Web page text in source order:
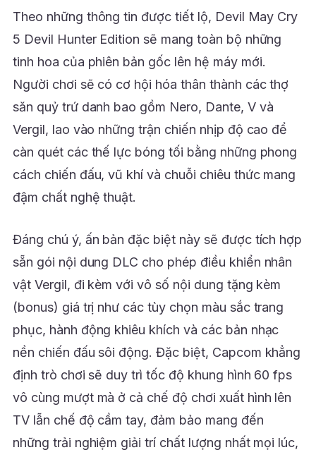
Theo những thông tin được tiết lộ, Devil May Cry
5 Devil Hunter Edition sẽ mang toàn bộ những
tinh hoa của phiên bản gốc lên hệ máy mới.
Người chơi sẽ có cơ hội hóa thân thành các thợ
săn quỷ trứ danh bao gồm Nero, Dante, V và
Vergil, lao vào những trận chiến nhịp độ cao để
càn quét các thế lực bóng tối bằng những phong
cách chiến đấu, vũ khí và chuỗi chiêu thức mang
đậm chất nghệ thuật.
Đáng chú ý, ấn bản đặc biệt này sẽ được tích hợp
sẵn gói nội dung DLC cho phép điều khiển nhân
vật Vergil, đi kèm với vô số nội dung tặng kèm
(bonus) giá trị như các tùy chọn màu sắc trang
phục, hành động khiêu khích và các bản nhạc
nền chiến đấu sôi động. Đặc biệt, Capcom khẳng
định trò chơi sẽ duy trì tốc độ khung hình 60 fps
vô cùng mượt mà ở cả chế độ chơi xuất hình lên
TV lẫn chế độ cầm tay, đảm bảo mang đến
những trải nghiệm giải trí chất lượng nhất mọi lúc,